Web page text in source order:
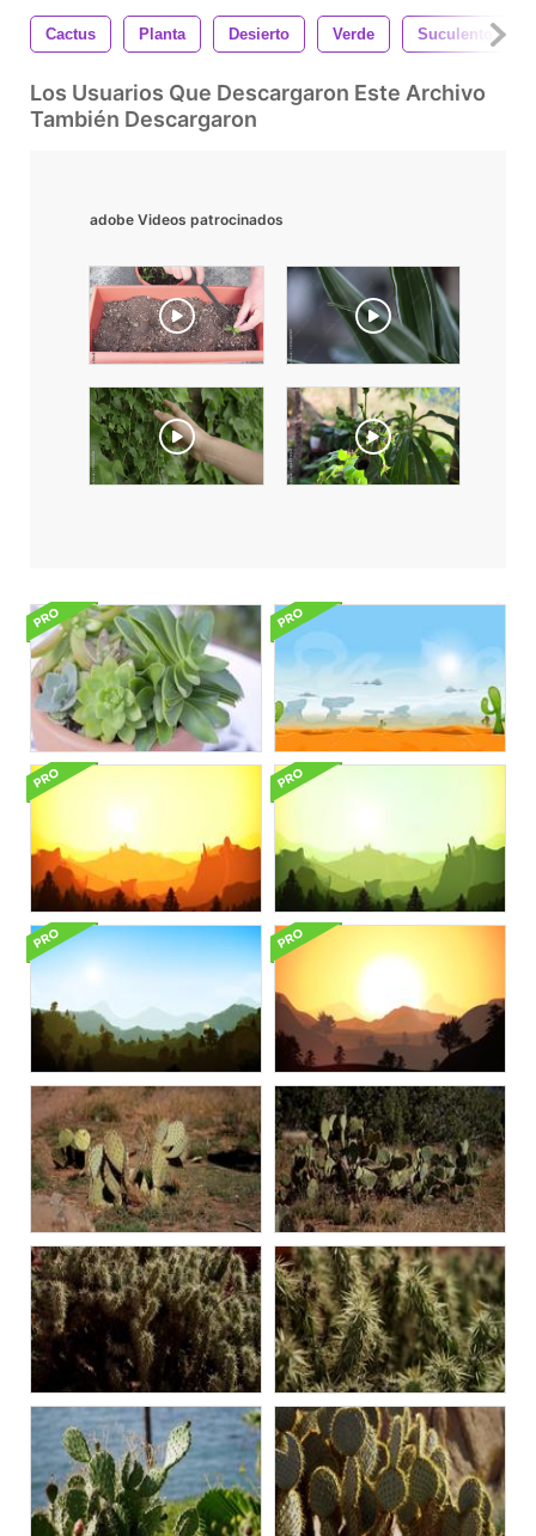
Cactus Planta Desierto Verde Suculento
Los Usuarios Que Descargaron Este Archivo
También Descargaron
adobe Videos patrocinados